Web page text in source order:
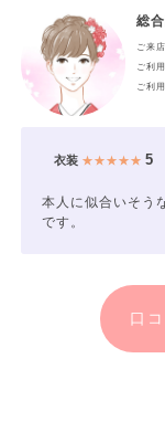
総
ご来
ご利
ご利
衣装★★★★★ 5
本人に似合いそう
です。
口